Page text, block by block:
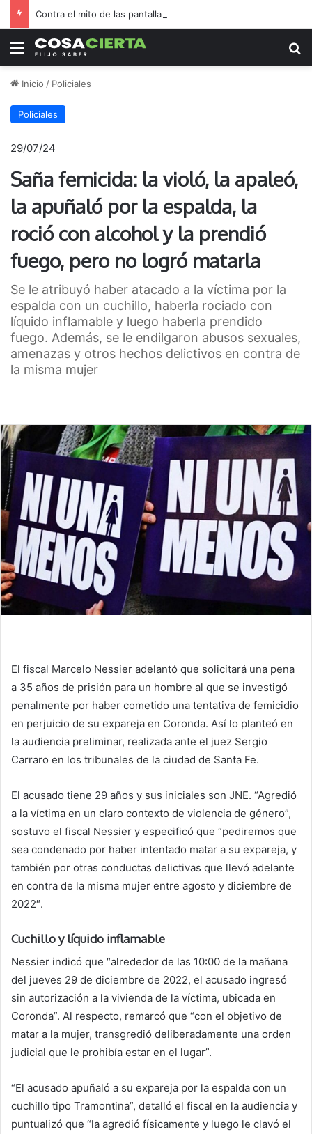
Menú
Inicio / Policiales
Policiales
29/07/24
Saña femicida: la violó, la apaleó,
la apuñaló por la espalda, la
roció con alcohol y la prendió
fuego, pero no logró matarla
Se le atribuyó haber atacado a la víctima por la
espalda con un cuchillo, haberla rociado con
líquido inflamable y luego haberla prendido
fuego. Además, se le endilgaron abusos sexuales,
amenazas y otros hechos delictivos en contra de
la misma mujer
El fiscal Marcelo Nessier adelantó que solicitará una pena
a 35 años de prisión para un hombre al que se investigó
penalmente por haber cometido una tentativa de femicidio
en perjuicio de su expareja en Coronda. Así lo planteó en
la audiencia preliminar, realizada ante el juez Sergio
Carraro en los tribunales de la ciudad de Santa Fe.
El acusado tiene 29 años y sus iniciales son JNE. “Agredió
a la víctima en un claro contexto de violencia de género”,
sostuvo el fiscal Nessier y especificó que “pediremos que
sea condenado por haber intentado matar a su expareja, y
también por otras conductas delictivas que llevó adelante
en contra de la misma mujer entre agosto y diciembre de
2022″.
Cuchillo y líquido inflamable
Nessier indicó que “alrededor de las 10:00 de la mañana
del jueves 29 de diciembre de 2022, el acusado ingresó
sin autorización a la vivienda de la víctima, ubicada en
Coronda”. Al respecto, remarcó que “con el objetivo de
matar a la mujer, transgredió deliberadamente una orden
judicial que le prohibía estar en el lugar”.
“El acusado apuñaló a su expareja por la espalda con un
cuchillo tipo Tramontina”, detalló el fiscal en la audiencia y
puntualizó que “la agredió físicamente y luego le clavó el